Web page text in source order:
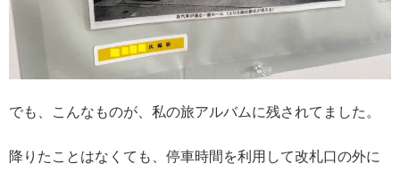
でも、こんなものが、私の旅アルバムに残されてました。
降りたことはなくても、停車時間を利用して改札口の外に